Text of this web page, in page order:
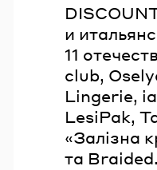
и
11
club,
Lingerie,
LesiPak,
«Залізна
та